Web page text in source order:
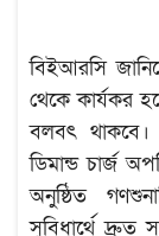
বিইআরসি
থেকে কার্যকর
বলবৎ থাকবে।
ডিমান্ড চার্জ
অনুষ্ঠিত
সুবিধার্থে দ্রুত